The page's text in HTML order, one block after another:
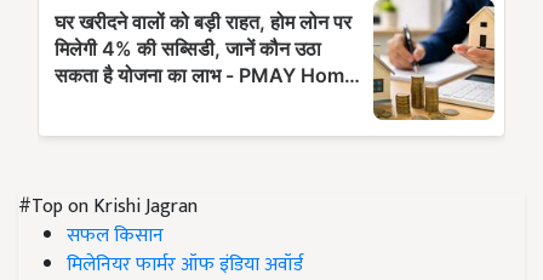
#Top on Krishi Jagran
सफल किसान
मिलेनियर फार्मर ऑफ इंडिया अवॉर्ड